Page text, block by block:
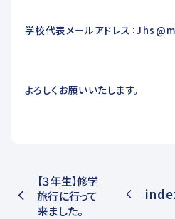
学校代表メールアドレス：
よろしくお願いいたします。
【３年生】修学
旅行に行って
来ました。